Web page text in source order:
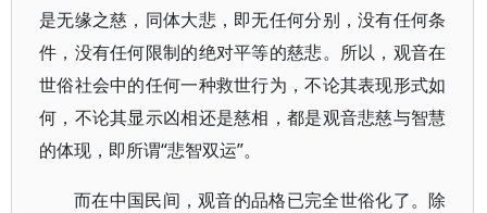
是无缘之慈，同体大悲，即无任何分别，没有任何条
件，没有任何限制的绝对平等的慈悲。所以，观音在
世俗社会中的任何一种救世行为，不论其表现形式如
何，不论其显示凶相还是慈相，都是观音悲慈与智慧
的体现，即所谓“悲智双运”。
而在中国民间，观音的品格已完全世俗化了。除